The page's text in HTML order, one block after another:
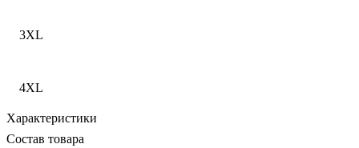
3XL
4XL
Характеристики
Состав товара